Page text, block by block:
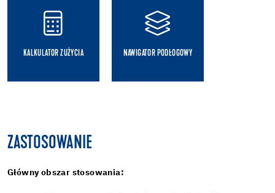
KALKULATOR ZUŻYCIA NAWIGATOR PODŁOGOWY
ZASTOSOWANIE
Główny obszar stosowania: